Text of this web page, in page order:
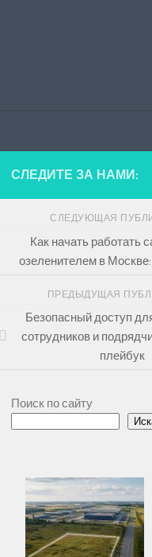
СЛЕДИТЕ ЗА НАМИ:
СЛЕДУЮЩАЯ
Как начать работать
озеленителем в Москве:
ПРЕДЫДУЩАЯ
Безопасный доступ
сотрудников и
плейбук
Поиск по сайту